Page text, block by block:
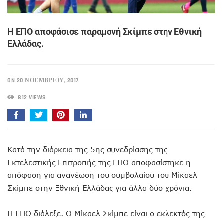
Η ΕΠΟ αποφάσισε παραμονή Σκίμπε στην Εθνική
Ελλάδας.
ON 20 ΝΟΕΜΒΡΊΟΥ, 2017
812 VIEWS
Κατά την διάρκεια της 5ης συνεδρίασης της
Εκτελεστικής Επιτροπής της ΕΠΟ αποφασίστηκε η
απόφαση για ανανέωση του συμβολαίου του Μίκαελ
Σκίμπε στην Εθνική Ελλάδας για άλλα δύο χρόνια.
Η ΕΠΟ διάλεξε. Ο Μίκαελ Σκίμπε είναι ο εκλεκτός της